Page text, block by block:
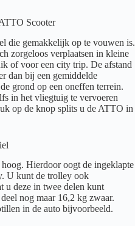
Scooter
die gemakkelijk op te vouwen is.
zorgeloos verplaatsen in kleine
of voor een city trip. De afstand
dan bij een gemiddelde
grond op een oneffen terrein.
in het vliegtuig te vervoeren
op de knop splits u de ATTO in
Hierdoor oogt de ingeklapte
U kunt de trolley ook
u deze in twee delen kunt
nog maar 16,2 kg zwaar.
in de auto bijvoorbeeld.